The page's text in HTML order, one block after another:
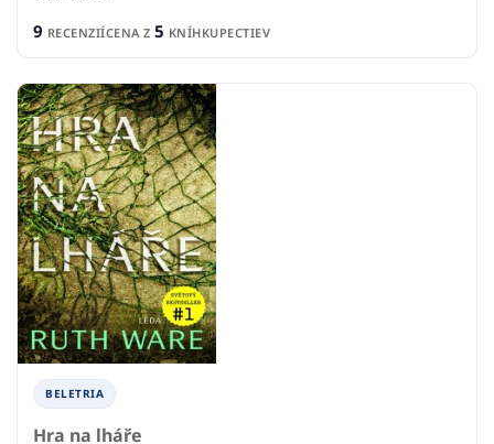
9 RECENZIÍCENA Z 5 KNÍHKUPECTIEV
BELETRIA
Hra na lháře